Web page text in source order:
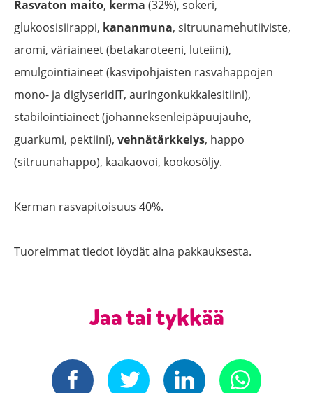
Rasvaton maito, kerma (32%), sokeri,
glukoosisiirappi, kananmuna, sitruunamehutiiviste,
aromi, väriaineet (betakaroteeni, luteiini),
emulgointiaineet (kasvipohjaisten rasvahappojen
mono- ja diglyseridIT, auringonkukkalesitiini),
stabilointiaineet (johanneksenleipäpuujauhe,
guarkumi, pektiini), vehnätärkkelys, happo
(sitruunahappo), kaakaovoi, kookosöljy.
Kerman rasvapitoisuus 40%.
Tuoreimmat tiedot löydät aina pakkauksesta.
Jaa tai tykkää